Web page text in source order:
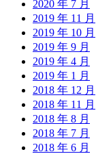
2020 年 7 月
2019 年 11 月
2019 年 10 月
2019 年 9 月
2019 年 4 月
2019 年 1 月
2018 年 12 月
2018 年 11 月
2018 年 8 月
2018 年 7 月
2018 年 6 月